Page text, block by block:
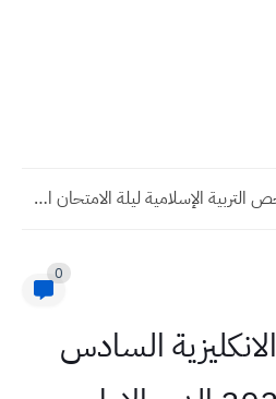
ملخص التربية الإسلامية ليلة الامتحان الوزاري صف الثالث المتوسط
0
السادس